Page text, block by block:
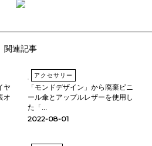
関連記事
ヤ
オ
アクセサリー
「モンドデザイン」から廃棄ビニ
ール傘とアップルレザーを使用し
た「...
2022-08-01